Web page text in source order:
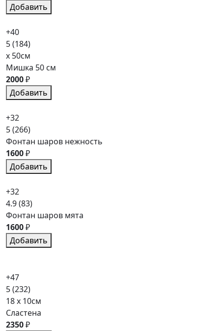
Добавить
+40
5(184)
x 50см
Мишка 50 см
2000₽
Добавить
+32
5(266)
Фонтан шаров нежность
1600₽
Добавить
+32
4.9(83)
Фонтан шаров мята
1600₽
Добавить
+47
5(232)
18 x 10см
Сластена
2350₽